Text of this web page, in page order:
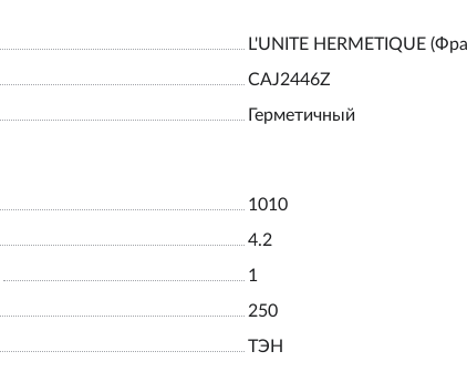
L'UNITE HERMETIQUE
САJ2446Z
Герметичный
1010
4.2
1
250
ТЭН